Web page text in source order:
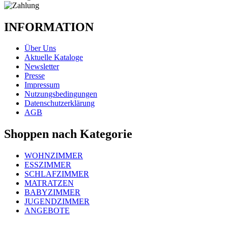
INFORMATION
Über Uns
Aktuelle Kataloge
Newsletter
Presse
Impressum
Nutzungsbedingungen
Datenschutzerklärung
AGB
Shoppen nach Kategorie
WOHNZIMMER
ESSZIMMER
SCHLAFZIMMER
MATRATZEN
BABYZIMMER
JUGENDZIMMER
ANGEBOTE